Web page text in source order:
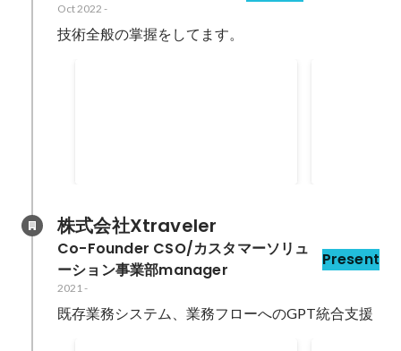
Oct 2022 -
株式会社Xtraveler
Co-Founder CSO/カスタマーソリュ
ーション事業部manager
Present
2021-
既存業務システム、業務フローへのGPT統合支援